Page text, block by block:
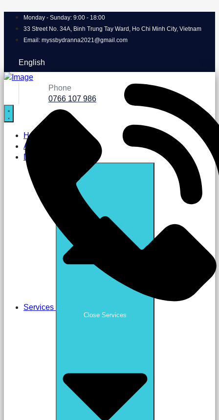
Monday - Sunday: 9:00 - 18:00
33 Street No. 34A, Binh Trung Tay Ward, Ho Chi Minh City, Vietnam
Email: myssbydranna2021@gmail.com
English
Phone
0766 107 986
Homepage
About MYSS
Doctors
Services
Close Services